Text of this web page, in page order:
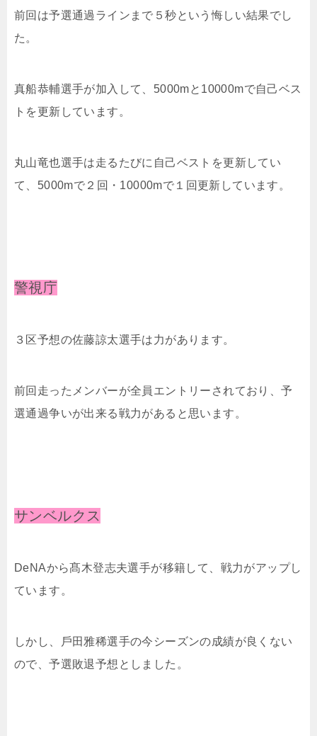
前回は予選通過ラインまで５秒という悔しい結果でし
た。
真船恭輔選手が加入して、5000mと10000mで自己ベス
トを更新しています。
丸山竜也選手は走るたびに自己ベストを更新してい
て、5000mで２回・10000mで１回更新しています。
警視庁
３区予想の佐藤諒太選手は力があります。
前回走ったメンバーが全員エントリーされており、予
選通過争いが出来る戦力があると思います。
サンベルクス
DeNAから髙⽊登志夫選手が移籍して、戦力がアップし
ています。
しかし、⼾⽥雅稀選手の今シーズンの成績が良くない
ので、予選敗退予想としました。